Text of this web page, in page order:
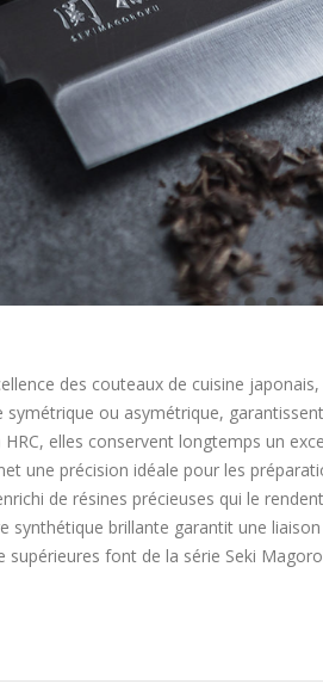
des couteaux de cuisine
ou asymétrique,
elles conservent longtemps un
une précision idéale pour les
de résines précieuses qui le
brillante garantit une
font de la série Seki